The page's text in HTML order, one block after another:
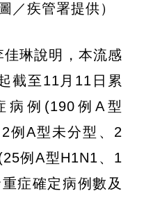
／疾管署提供）
琳說明，本流感
截至11月11日累
病例(190例A型
例A型未分型、2
例A型H1N1、1
症確定病例數及